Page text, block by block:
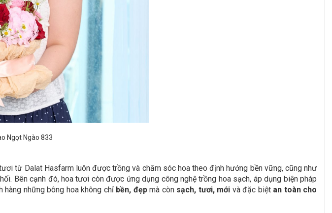
Ngọt Ngào 833
từ Dalat Hasfarm luôn được trồng và chăm sóc hoa theo định hướng bền vững, cũng như
Bên cạnh đó, hoa tươi còn được ứng dụng công nghệ trồng hoa sạch, áp dụng biện pháp
những bông hoa không chỉ bền, đẹpmà còn sạch, tươi, mới và đặc biệt an toàn cho